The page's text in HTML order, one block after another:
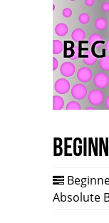
Absolute